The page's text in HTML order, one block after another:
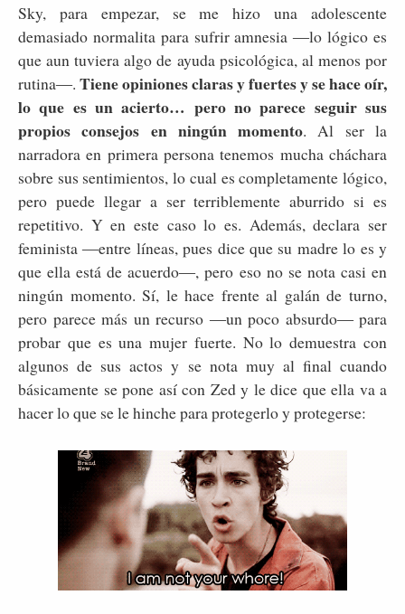
Sky, para empezar, se me hizo una adolescente
demasiado normalita para sufrir amnesia ―lo lógico es
que aun tuviera algo de ayuda psicológica, al menos por
rutina―. Tiene opiniones claras y fuertes y se hace oír,
lo que es un acierto… pero no parece seguir sus
propios consejos en ningún momento. Al ser la
narradora en primera persona tenemos mucha cháchara
sobre sus sentimientos, lo cual es completamente lógico,
pero puede llegar a ser terriblemente aburrido si es
repetitivo. Y en este caso lo es. Además, declara ser
feminista ―entre líneas, pues dice que su madre lo es y
que ella está de acuerdo―, pero eso no se nota casi en
ningún momento. Sí, le hace frente al galán de turno,
pero parece más un recurso ―un poco absurdo― para
probar que es una mujer fuerte. No lo demuestra con
algunos de sus actos y se nota muy al final cuando
básicamente se pone así con Zed y le dice que ella va a
hacer lo que se le hinche para protegerlo y protegerse: